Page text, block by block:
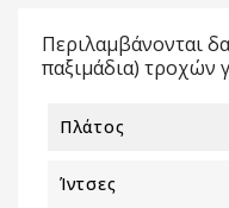
Περιλαμβάνονται
παξιμάδια) τροχών
Πλάτος
Ίντσες